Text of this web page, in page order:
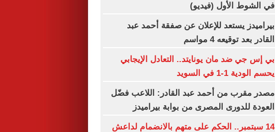
في الشوط الأول (فيديو)
بيراميدز يستعد للإعلان عن صفقة أحمد عبد
القادر بعد توقيعه 4 مواسم
بي إس جي ضد مان يونايتد.. التعادل الإيجابي
يحسم الودية 1-1 في السويد
مصدر مقرب من أحمد عبد القادر: اللاعب فضّل
العودة للدورى المصرى من بوابة بيراميدز
14 سبتمبر.. الحكم على متهم بالانضمام لداعش